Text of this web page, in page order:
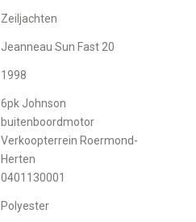
Zeiljachten
Jeanneau Sun Fast 20
1998
6pk Johnson
buitenboordmotor
Verkoopterrein Roermond-
Herten
0401130001
Polyester